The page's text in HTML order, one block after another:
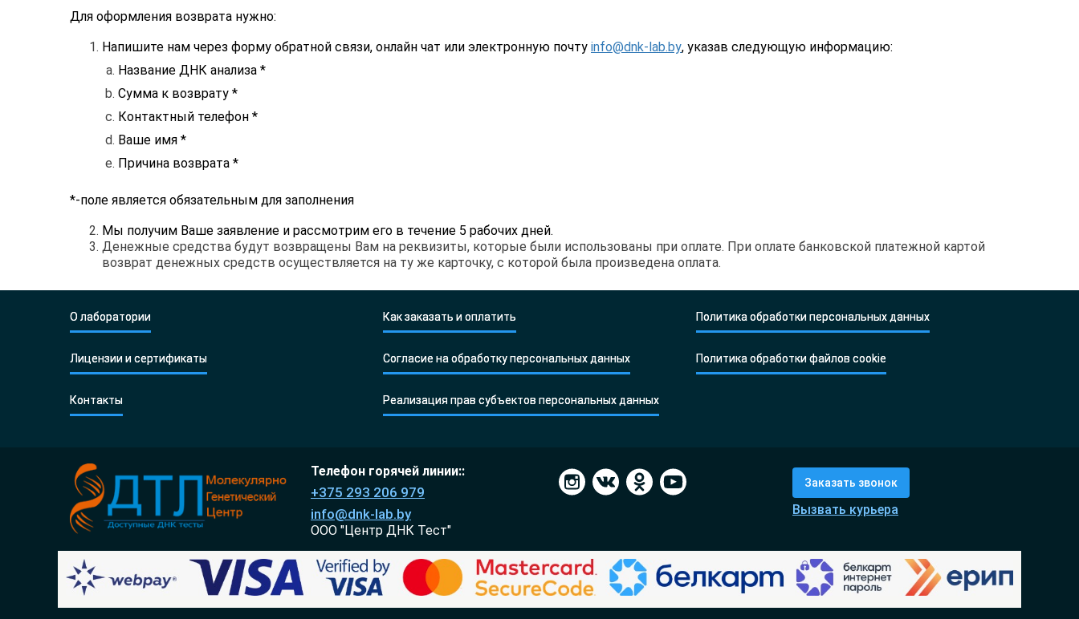
Для оформления возврата нужно:
Напишите нам через форму обратной связи, онлайн чат или электронную почту info@dnk-lab.by, указав следующую информацию:
Название ДНК анализа *
Сумма к возврату *
Контактный телефон *
Ваше имя *
Причина возврата *
*-поле является обязательным для заполнения
Мы получим Ваше заявление и рассмотрим его в течение 5 рабочих дней.
Денежные средства будут возвращены Вам на реквизиты, которые были использованы при оплате. При оплате банковской платежной картой
возврат денежных средств осуществляется на ту же карточку, с которой была произведена оплата.
О лаборатории Как заказать и оплатить Политика обработки персональных данных
Лицензии и сертификаты Согласие на обработку персональных данных Политика обработки файлов cookie
Контакты Реализация прав субъектов персональных данных
Телефон горячей линии::
+375 293 206 979
info@dnk-lab.by
ООО "Центр ДНК Тест"
Заказать звонок
Вызвать курьера